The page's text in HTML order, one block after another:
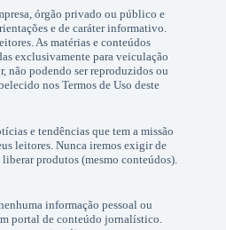
órgão privado ou público e
e de caráter informativo.
As matérias e conteúdos
exclusivamente para veiculação
não podendo ser reproduzidos ou
nos Termos de Uso deste
e tendências que tem a missão
leitores. Nunca iremos exigir de
produtos (mesmo conteúdos).
informação pessoal ou
portal de conteúdo jornalístico.